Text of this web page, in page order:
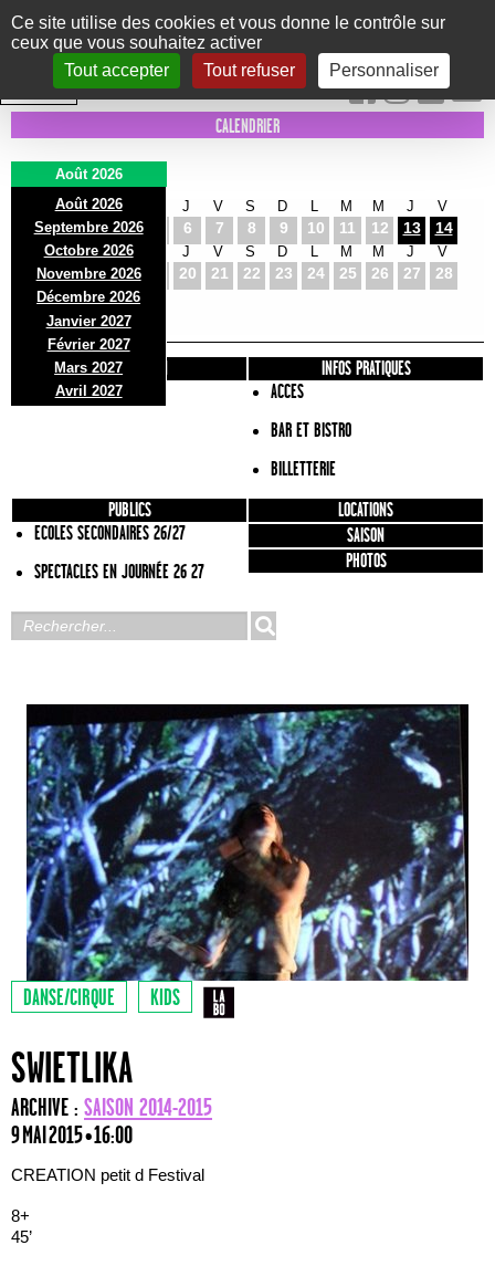
Panneau de gestion des cookies
Ce site utilise des cookies et vous donne le contrôle sur
ceux que vous souhaitez activer
Tout accepter
Tout refuser Personnaliser
Le Marni
CONCERTS DANSE/CIRQUE THÉÂTRE KIDS EXPOS EVENTS
INTRA MUROS
CALENDRIER
Août 2026
Août 2026
Septembre 2026
Octobre 2026
Novembre 2026
Décembre 2026
Janvier 2027
Février 2027
Mars 2027
Avril 2027
D
2
L
3
M
4
J
6
V
7
S
8
D
9 10
M
11
M
12
J
13
V
14
D
16
L
17
M
18
J
20
V
21
S
22
D
23 24
M
25
M
26
J
27
V
28
D
30
L
31
PRÉSENTATION
INFOS PRATIQUES
ACCES
BAR ET BISTRO
BILLETTERIE
PUBLICS
ECOLES SECONDAIRES 26/27
SPECTACLES EN JOURNÉE 26 27
LOCATIONS
SAISON
PHOTOS
DANSE/CIRQUE KIDS
SWIETLIKA
ARCHIVE : SAISON 2014-2015
9 MAI 2015 • 16:00
CREATION petit d Festival
8+
45’